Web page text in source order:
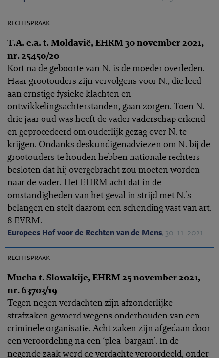
rechtspraak
T.A. e.a. t. Moldavië, EHRM 30 november 2021,
nr. 25450/20
Kort na de geboorte van N. is de moeder overleden.
Haar grootouders zijn vervolgens voor N., die leed
aan ernstige fysieke klachten en
ontwikkelingsachterstanden, gaan zorgen. Toen N.
drie jaar oud was heeft de vader vaderschap erkend
en geprocedeerd om ouderlijk gezag over N. te
krijgen. Ondanks deskundigenadviezen om N. bij de
grootouders te houden hebben nationale rechters
besloten dat hij overgebracht zou moeten worden
naar de vader. Het EHRM acht dat in de
omstandigheden van het geval in strijd met N.’s
belangen en stelt daarom een schending vast van art.
8 EVRM.
Europees Hof voor de Rechten van de Mens, 30-11-2021
rechtspraak
Mucha t. Slowakije, EHRM 25 november 2021,
nr. 63703/19
Tegen negen verdachten zijn afzonderlijke
strafzaken gevoerd wegens onderhouden van een
criminele organisatie. Acht zaken zijn afgedaan door
een veroordeling na een ‘plea-bargain’. In de
negende zaak werd de verdachte veroordeeld, onder